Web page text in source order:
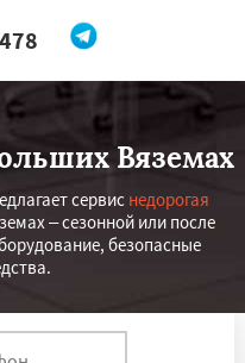
мне
Вяземах
сервис недорогая
– сезонной или после
безопасные